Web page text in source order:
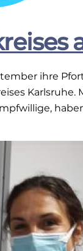
ihre
Karlsruhe.